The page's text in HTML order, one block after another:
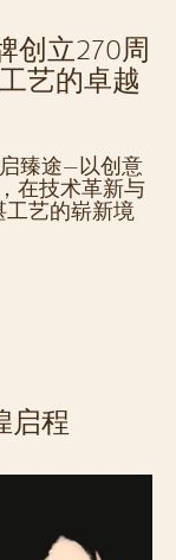
创立270周
艺的卓越
臻途—以创意
在技术革新与
艺的崭新境
启程